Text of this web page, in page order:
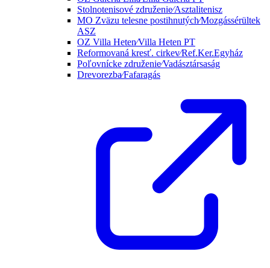
Stolnotenisové združenie⁄Asztalitenisz
MO Zväzu telesne postihnutých⁄Mozgássérültek
ASZ
OZ Villa Heten⁄Villa Heten PT
Reformovaná kresť. cirkev⁄Ref.Ker.Egyház
Poľovnícke združenie⁄Vadásztársaság
Drevorezba⁄Fafaragás